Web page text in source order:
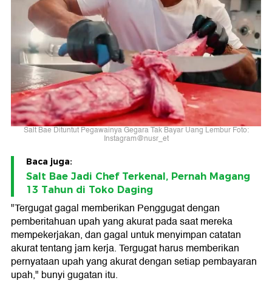
Salt Bae Dituntut Pegawainya Gegara Tak Bayar Uang Lembur Foto:
Instagram@nusr_et
Baca juga:
Salt Bae Jadi Chef Terkenal, Pernah Magang
13 Tahun di Toko Daging
"Tergugat gagal memberikan Penggugat dengan
pemberitahuan upah yang akurat pada saat mereka
mempekerjakan, dan gagal untuk menyimpan catatan
akurat tentang jam kerja. Tergugat harus memberikan
pernyataan upah yang akurat dengan setiap pembayaran
upah," bunyi gugatan itu.